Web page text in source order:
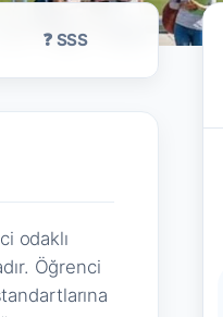
❓ SSS
odaklı
Öğrenci